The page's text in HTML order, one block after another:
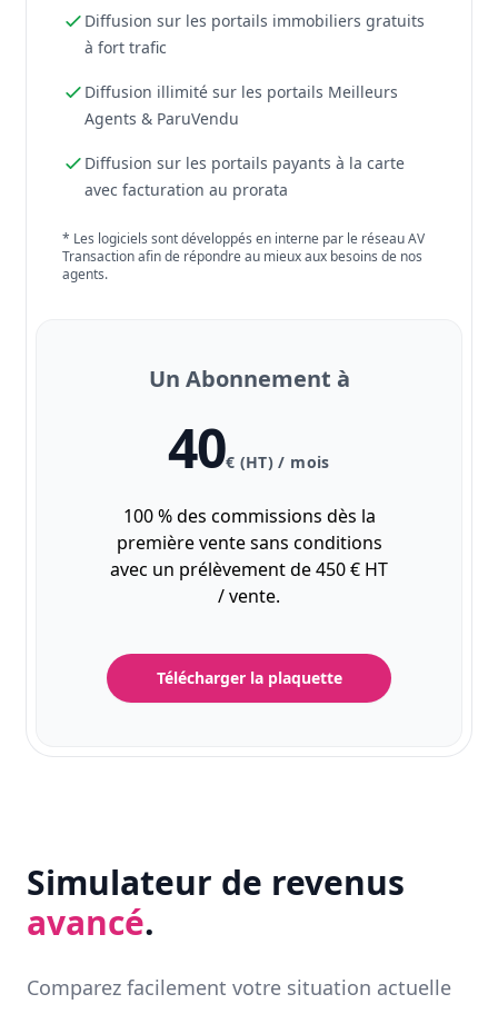
Diffusion sur les portails immobiliers gratuits
à fort trafic
Diffusion illimité sur les portails Meilleurs
Agents & ParuVendu
Diffusion sur les portails payants à la carte
avec facturation au prorata
* Les logiciels sont développés en interne par le réseau AV
Transaction afin de répondre au mieux aux besoins de nos
agents.
Un Abonnement à
40€ (HT) / mois
100 % des commissions dès la
première vente sans conditions
avec un prélèvement de 450 € HT
/ vente.
Télécharger la plaquette
Simulateur de revenus
avancé.
Comparez facilement votre situation actuelle